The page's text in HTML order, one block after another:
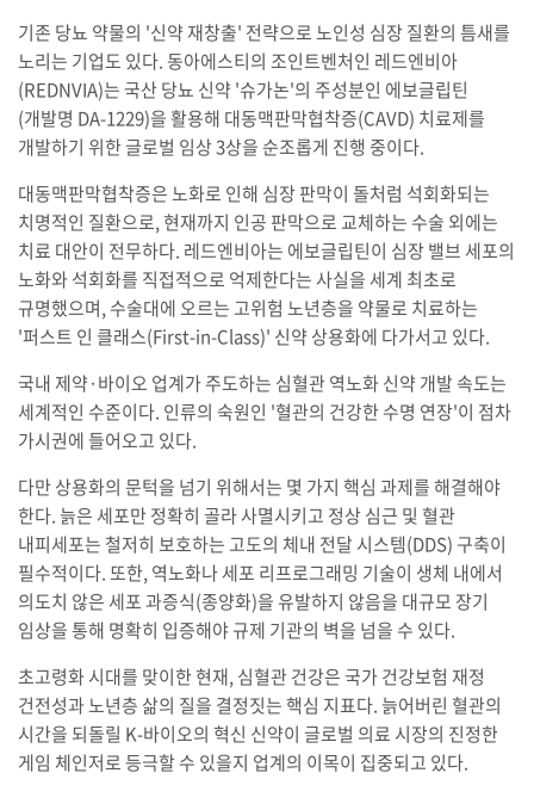
기존 당뇨 약물의 '신약 재창출' 전략으로 노인성 심장 질환의 틈새를
노리는 기업도 있다. 동아에스티의 조인트벤처인 레드엔비아
(REDNVIA)는 국산 당뇨 신약 '슈가논'의 주성분인 에보글립틴
(개발명 DA-1229)을 활용해 대동맥판막협착증(CAVD) 치료제를
개발하기 위한 글로벌 임상 3상을 순조롭게 진행 중이다.
대동맥판막협착증은 노화로 인해 심장 판막이 돌처럼 석회화되는
치명적인 질환으로, 현재까지 인공 판막으로 교체하는 수술 외에는
치료 대안이 전무하다. 레드엔비아는 에보글립틴이 심장 밸브 세포의
노화와 석회화를 직접적으로 억제한다는 사실을 세계 최초로
규명했으며, 수술대에 오르는 고위험 노년층을 약물로 치료하는
'퍼스트 인 클래스(First-in-Class)' 신약 상용화에 다가서고 있다.
국내 제약·바이오 업계가 주도하는 심혈관 역노화 신약 개발 속도는
세계적인 수준이다. 인류의 숙원인 '혈관의 건강한 수명 연장'이 점차
가시권에 들어오고 있다.
다만 상용화의 문턱을 넘기 위해서는 몇 가지 핵심 과제를 해결해야
한다. 늙은 세포만 정확히 골라 사멸시키고 정상 심근 및 혈관
내피세포는 철저히 보호하는 고도의 체내 전달 시스템(DDS) 구축이
필수적이다. 또한, 역노화나 세포 리프로그래밍 기술이 생체 내에서
의도치 않은 세포 과증식(종양화)을 유발하지 않음을 대규모 장기
임상을 통해 명확히 입증해야 규제 기관의 벽을 넘을 수 있다.
초고령화 시대를 맞이한 현재, 심혈관 건강은 국가 건강보험 재정
건전성과 노년층 삶의 질을 결정짓는 핵심 지표다. 늙어버린 혈관의
시간을 되돌릴 K-바이오의 혁신 신약이 글로벌 의료 시장의 진정한
게임 체인저로 등극할 수 있을지 업계의 이목이 집중되고 있다.